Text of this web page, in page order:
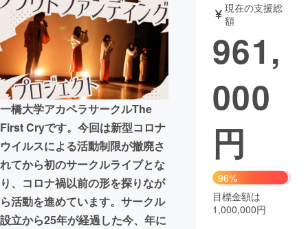
テクノロジー・ガジェット
映像・映画 書籍・雑誌
ビジネス・起業 チャレンジ
まちづくり・地域活性化
CAMPFIRE for Social Good
CAMPFIRE Creation
CAMPFIREふるさと納税machi-ya コミュニティ
一橋大学アカペラサークルThe
First Cryです。今回は新型コロナ
ウイルスによる活動制限が撤廃さ
れてから初のサークルライブとな
り、コロナ禍以前の形を探りなが
ら活動を進めています。サークル
設立から25年が経過した今、年に
現在の支援総
額
961,
000
円
96%
目標金額は
1,000,000円